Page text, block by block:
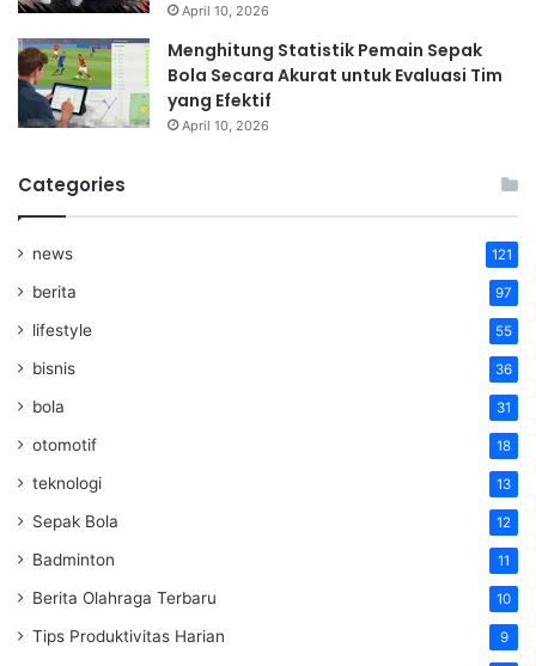
April 10, 2026
Menghitung Statistik Pemain Sepak
Bola Secara Akurat untuk Evaluasi Tim
yang Efektif
April 10, 2026
Categories
news 121
berita 97
lifestyle 55
bisnis 36
bola 31
otomotif 18
teknologi 13
Sepak Bola 12
Badminton 11
Berita Olahraga Terbaru 10
Tips Produktivitas Harian 9